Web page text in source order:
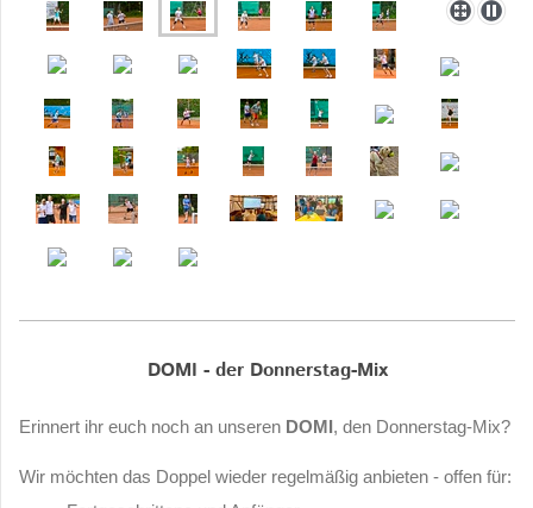
DOMI - der Donnerstag-Mix
Erinnert ihr euch noch an unseren DOMI, den Donnerstag-Mix?
Wir möchten das Doppel wieder regelmäßig anbieten - offen für: